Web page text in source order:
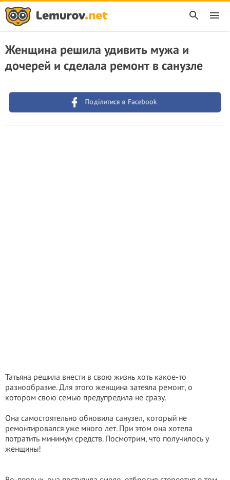
Женщина решила удивить мужа и
дочерей и сделала ремонт в санузле
Поділитися в Facebook
Татьяна решила внести в свою жизнь хоть какое-то
разнообразие. Для этого женщина затеяла ремонт, о
котором свою семью предупредила не сразу.
Она самостоятельно обновила санузел, который не
ремонтировался уже много лет. При этом она хотела
потратить минимум средств. Посмотрим, что получилось у
женщины!